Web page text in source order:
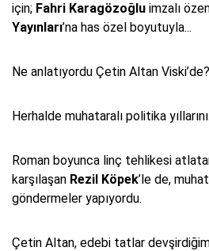
için; Fahri Karagözoğlu imzalı
Yayınları’na has özel boyutuyla...
Ne anlatıyordu Çetin Altan Viski’de?
Herhalde muhataralı politika
Roman boyunca linç tehlikesi
karşılaşan Rezil Köpek’le de,
göndermeler yapıyordu.
Çetin Altan, edebi tatlar